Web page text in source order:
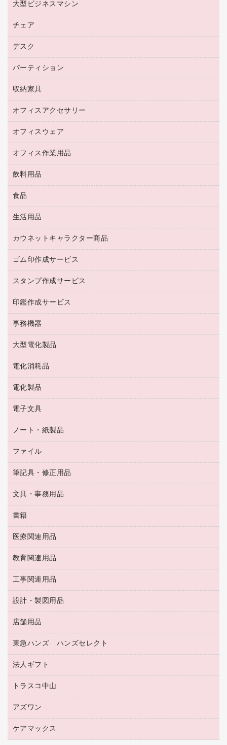
トナーカートリッジ
コピートナー
インクカートリッジ
プロッター用紙
ハガキ用紙
その他コピー用紙・プリンタ用紙
コピー用紙
インクジェットプリンタ用紙
マウス
パソコンバッグ／収納用品
ネットワーク／ＬＡＮ機器
ネットワーク／ＬＡＮアクセサリー
セキュリティ用品
スマートフォン／モバイル周辺機器
ＵＳＢハブ／ＵＳＢアクセサリー
ＯＡフィルター
ＯＡクリーナー／エアダスター
ＨＤＤ／ＳＳＤ
ディスプレイモニター
メモリーカード
プロジェクタ
ファクシミリ
デジタルカメラ
スキャナー
コピー機
インクジェットプリンタ／複合機
ブルーレイディスク
ＣＤ－ＲＷ
ＣＤ－Ｒ
メディア収納用品
大型ビジネスマシン
プリンタ
チェア
応接イス・ベンチ
オフィスチェア
デスク
ミーティングテーブル
デスク
カウンター
パーティション
ホワイトボード・黒板
収納家具
保管庫・書庫
ロッカー・下駄箱
その他収納
オフィスアクセサリー
オフィスアクセサリー
オフィスウェア
医療・介護・ワーキングウェア
ブラウス・シャツ
アウター
オフィス作業用品
養生用品
防災用備蓄食品・飲料
台車・脚立
倉庫収納用品
作業用雑貨
梱包用品
梱包用テープ
工場用品
園芸用品
ペット用品
飲料用品
緑茶飲料
茶葉・インスタント
紅茶・バラエティ飲料
レギュラーコーヒー
ミルク・シュガー
ソフトドリンク
コーヒーメーカー・備品
インスタントコーヒー
お茶備品
食品
食品
生活用品
浴室用品
台所用洗剤
掃除用品
掃除用洗剤
洗濯用品
消臭・芳香剤
殺虫剤
飲食用消耗品
飲食雑貨用品
ハンドソープ・石鹸
トイレ用品
トイレ用洗剤
ティッシュペーパー
ダストボックス
タオル・アメニティ用品
スリッパ・サンダル・シューズ
スポーツ・レジャー用品
ゴミ袋
キッチン用品
食品添加物製品
カウネットキャラクター商品
カウネットキャラクター商品
ゴム印作成サービス
ゴム印作成サービス
ゴム印（一行印）作成サービス
ゴム印（フリーサイズ印）作成サービス
スタンプ作成サービス
シヤチハタスタンプ作成サービス
カウネットスタンプ作成サービス
印鑑作成サービス
印鑑作成サービス
事務機器
大型シュレッダー（共配）
レーザーポインター
ラミネートフィルム
ラミネータ
タイムレコーダー
シュレッダ
ＯＨＰ用品
大型電化製品
冷蔵庫・キッチン・調理家電
テレビ・ＡＶ機器
電化消耗品
電球・蛍光灯
乾電池・充電池
フィルム・カメラ用品
デスクライト
アルバム
電化製品
掃除機・クリーナー
空調・季節家電
その他電化製品
キッチン・調理家電
ＯＡタップ／延長コード
電子文具
電卓
ラベルテープ
その他電子文具
ノート・紙製品
封筒
伝票
典礼用品
帳簿
額縁
各種用紙
ルーズリーフ
バインダーノート
ファイル
名刺整理用品
板目表紙・綴込表紙
背幅が伸びるファイル
統一伝票用ファイル
収納保存用品
レターファイル
リングファイル
プレゼン用ファイル
フラットファイル
ファイルボックス
パイプ式ファイル
その他ファイル
クリヤーホルダー
クリヤーブック（差替式）
クリヤーブック（固定式）
筆記具・修正用品
万年筆
消しゴム
修正液・修正ペン
修正テープ
鉛筆
マーキングペン（油性）
マーキングペン（水性）
ホワイトボード用マーカー
ボールペン（油性）
ボールペン（ゲルインク）
シャープペンシル用替芯
文具・事務用品
輪ゴム
両面テープ
名札
保管・整理用品
壁面／足元収納
備品／小物ケース
透明テープ 事務用
電話台
接着用品
針なしステープラー
紙めくり
裁断機
書籍
パソコンソフト
医療関連用品
保健用品
使い捨て手袋
感染症対策用品
介護用品
医療関連用品
教育関連用品
教育関連用品
工事関連用品
工事関連用品
設計・製図用品
設計・製図用品
店舗用品
店舗運営用品
陳列什器
紙手提げ袋
レジ・ポリ袋
ディスプレイ用品
カウンター／お会計用品
東急ハンズ ハンズセレクト
東急ハンズ
法人ギフト
高島屋
高島屋（食品・飲料）
カウネットギフト（食品・飲料）
トラスコ中山
建築・作業用品
アズワン
医療・介護用品（食品・飲料・食添製品）
ケアマックス